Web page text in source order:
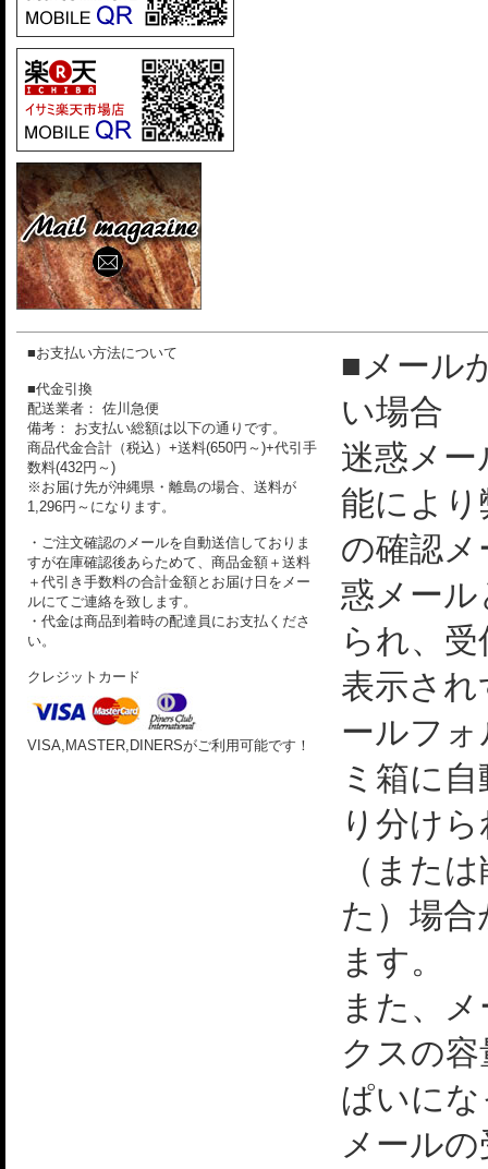
■お支払い方法について
■代金引換
配送業者： 佐川急便
備考： お支払い総額は以下の通りです。
商品代金合計（税込）+送料(650円～)+代引手
数料(432円～)
※お届け先が沖縄県・離島の場合、送料が
1,296円～になります。
・ご注文確認のメールを自動送信しておりま
すが在庫確認後あらためて、商品金額＋送料
＋代引き手数料の合計金額とお届け日をメー
ルにてご連絡を致します。
・代金は商品到着時の配達員にお支払くださ
い。
クレジットカード
VISA,MASTER,DINERSがご利用可能です！
■メール
い場合
迷惑メー
能によ
の確認
惑メー
られ、
表示さ
ールフ
ミ箱に
り分け
（また
た）場
ます。
また、
クスの
ぱいに
メール